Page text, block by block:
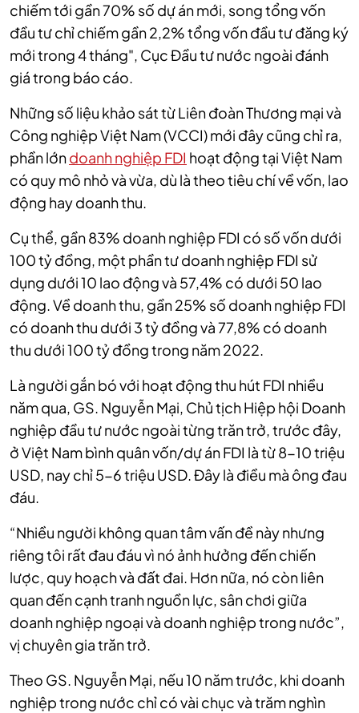
chiếm tới gần 70% số dự án mới, song tổng vốn
đầu tư chỉ chiếm gần 2,2% tổng vốn đầu tư đăng ký
mới trong 4 tháng", Cục Đầu tư nước ngoài đánh
giá trong báo cáo.
Những số liệu khảo sát từ Liên đoàn Thương mại và
Công nghiệp Việt Nam (VCCI) mới đây cũng chỉ ra,
phần lớndoanh nghiệp FDI hoạt động tại Việt Nam
có quy mô nhỏ và vừa, dù là theo tiêu chí về vốn, lao
động hay doanh thu.
Cụ thể, gần 83% doanh nghiệp FDI có số vốn dưới
100 tỷ đồng, một phần tư doanh nghiệp FDI sử
dụng dưới 10 lao động và 57,4% có dưới 50 lao
động. Về doanh thu, gần 25% số doanh nghiệp FDI
có doanh thu dưới 3 tỷ đồng và 77,8% có doanh
thu dưới 100 tỷ đồng trong năm 2022.
Là người gắn bó với hoạt động thu hút FDI nhiều
năm qua, GS. Nguyễn Mại, Chủ tịch Hiệp hội Doanh
nghiệp đầu tư nước ngoài từng trăn trở, trước đây,
ở Việt Nam bình quân vốn/dự án FDI là từ 8-10 triệu
USD, nay chỉ 5-6 triệu USD. Đây là điều mà ông đau
đáu.
“Nhiều người không quan tâm vấn đề này nhưng
riêng tôi rất đau đáu vì nó ảnh hưởng đến chiến
lược, quy hoạch và đất đai. Hơn nữa, nó còn liên
quan đến cạnh tranh nguồn lực, sân chơi giữa
doanh nghiệp ngoại và doanh nghiệp trong nước”,
vị chuyên gia trăn trở.
Theo GS. Nguyễn Mại, nếu 10 năm trước, khi doanh
nghiệp trong nước chỉ có vài chục và trăm nghìn